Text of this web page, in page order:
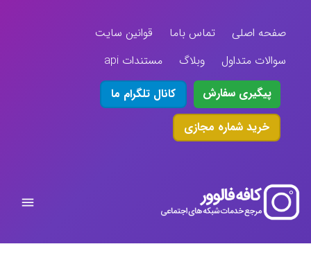
صفحه اصلی تماس باما
قوانین سایت
سوالات متداول
وبلاگ
مستندات api
پیگیری سفارش
کانال تلگرام ما
خرید شماره مجازی